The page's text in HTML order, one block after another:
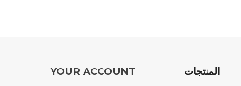
YOUR ACCOUNT المنتجات